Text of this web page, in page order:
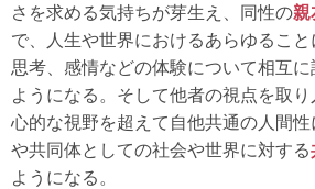
さを求める気持ちが芽生え、同性の親
で、人生や世界におけるあらゆること
思考、感情などの体験について相互に
ようになる。そして他者の視点を取
心的な視野を超えて自他共通の人間
や共同体としての社会や世界に対する
ようになる。